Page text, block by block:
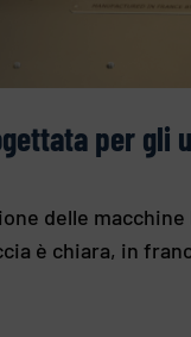
per gli
delle
è chiara, in